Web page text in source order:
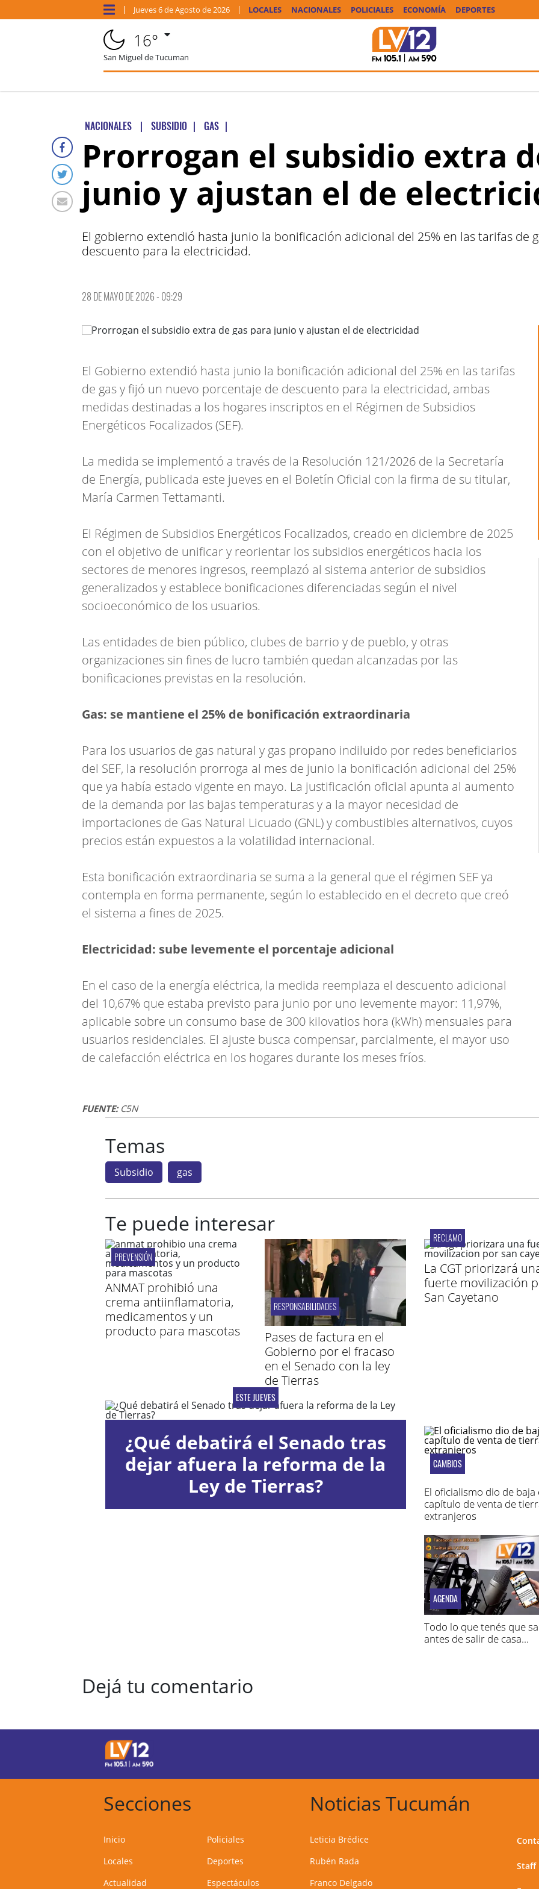
Jueves6 deAgosto de 2026 LOCALES NACIONALES POLICIALES ECONOMÍA DEPORTES
16°
San Miguel de Tucuman
NACIONALES | SUBSIDIO | GAS |
Prorrogan el subsidio extra
junio y ajustan el de
El gobierno extendió hasta junio la bonificación adicional del 25% en las tarifas de
descuento para la electricidad.
28 DE MAYO DE 2026 - 09:29
El Gobierno extendió hasta junio la bonificación adicional del 25% en las tarifas
de gas y fijó un nuevo porcentaje de descuento para la electricidad, ambas
medidas destinadas a los hogares inscriptos en el Régimen de Subsidios
Energéticos Focalizados (SEF).
La medida se implementó a través de la Resolución 121/2026 de la Secretaría
de Energía, publicada este jueves en el Boletín Oficial con la firma de su titular,
María Carmen Tettamanti.
El Régimen de Subsidios Energéticos Focalizados, creado en diciembre de 2025
con el objetivo de unificar y reorientar los subsidios energéticos hacia los
sectores de menores ingresos, reemplazó al sistema anterior de subsidios
generalizados y establece bonificaciones diferenciadas según el nivel
socioeconómico de los usuarios.
Las entidades de bien público, clubes de barrio y de pueblo, y otras
organizaciones sin fines de lucro también quedan alcanzadas por las
bonificaciones previstas en la resolución.
Gas: se mantiene el 25% de bonificación extraordinaria
Para los usuarios de gas natural y gas propano indiluido por redes beneficiarios
del SEF, la resolución prorroga al mes de junio la bonificación adicional del 25%
que ya había estado vigente en mayo. La justificación oficial apunta al aumento
de la demanda por las bajas temperaturas y a la mayor necesidad de
importaciones de Gas Natural Licuado (GNL) y combustibles alternativos, cuyos
precios están expuestos a la volatilidad internacional.
Esta bonificación extraordinaria se suma a la general que el régimen SEF ya
contempla en forma permanente, según lo establecido en el decreto que creó
el sistema a fines de 2025.
Electricidad: sube levemente el porcentaje adicional
En el caso de la energía eléctrica, la medida reemplaza el descuento adicional
del 10,67% que estaba previsto para junio por uno levemente mayor: 11,97%,
aplicable sobre un consumo base de 300 kilovatios hora (kWh) mensuales para
usuarios residenciales. El ajuste busca compensar, parcialmente, el mayor uso
de calefacción eléctrica en los hogares durante los meses fríos.
FUENTE:C5N
Temas
Subsidio gas
Te puede interesar
PREVENSIÓN
ANMAT prohibió una
crema antiinflamatoria,
medicamentos y un
producto para mascotas
RESPONSABILIDADES
Pases de factura en el
Gobierno por el fracaso
en el Senado con la ley
de Tierras
RECLAMO
La CGT priorizará
fuerte movilización
San Cayetano
ESTE JUEVES
¿Qué debatirá el Senado tras
dejar afuera la reforma de la
Ley de Tierras?
CAMBIOS
El oficialismo dio de baja
capítulo de venta de
extranjeros
AGENDA
Todo lo que tenés que
antes de salir de casa...
Dejá tu comentario
Secciones
Inicio
Locales
Actualidad
Policiales
Deportes
Espectáculos
Noticias Tucumán
Leticia Brédice
Rubén Rada
Franco Delgado
Staff